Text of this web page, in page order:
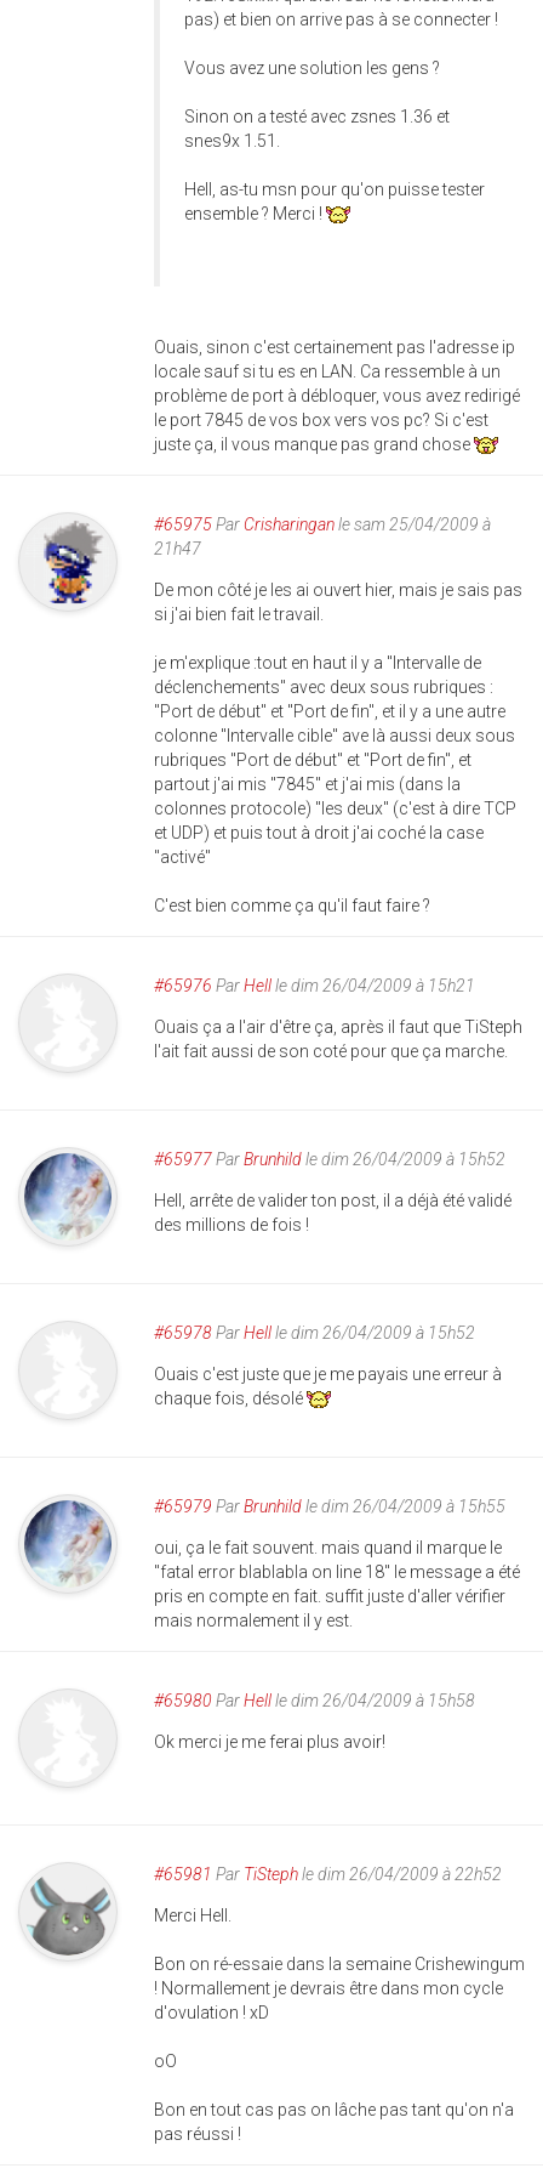
pas) et bien on arrive pas à se connecter !
Vous avez une solution les gens ?
Sinon on a testé avec zsnes 1.36 et
snes9x 1.51.
Hell, as-tu msn pour qu'on puisse tester
ensemble ? Merci !
Ouais, sinon c'est certainement pas l'adresse ip
locale sauf si tu es en LAN. Ca ressemble à un
problème de port à débloquer, vous avez redirigé
le port 7845 de vos box vers vos pc? Si c'est
juste ça, il vous manque pas grand chose
#65975Par Crisharinganle sam 25/04/2009 à
21h47
De mon côté je les ai ouvert hier, mais je sais pas
si j'ai bien fait le travail.
je m'explique :tout en haut il y a "Intervalle de
déclenchements" avec deux sous rubriques :
"Port de début" et "Port de fin", et il y a une autre
colonne "Intervalle cible" ave là aussi deux sous
rubriques "Port de début" et "Port de fin", et
partout j'ai mis "7845" et j'ai mis (dans la
colonnes protocole) "les deux" (c'est à dire TCP
et UDP) et puis tout à droit j'ai coché la case
"activé"
C'est bien comme ça qu'il faut faire ?
#65976 ParHellle dim 26/04/2009 à 15h21
Ouais ça a l'air d'être ça, après il faut que TiSteph
l'ait fait aussi de son coté pour que ça marche.
#65977ParBrunhildle dim 26/04/2009 à 15h52
Hell, arrête de valider ton post, il a déjà été validé
des millions de fois !
#65978ParHellle dim 26/04/2009 à 15h52
Ouais c'est juste que je me payais une erreur à
chaque fois, désolé
#65979 ParBrunhildle dim 26/04/2009 à 15h55
oui, ça le fait souvent. mais quand il marque le
"fatal error blablabla on line 18" le message a été
pris en compte en fait. suffit juste d'aller vérifier
mais normalement il y est.
#65980 ParHellle dim 26/04/2009 à 15h58
Ok merci je me ferai plus avoir!
#65981 Par TiStephle dim 26/04/2009 à 22h52
Merci Hell.
Bon on ré-essaie dans la semaine Crishewingum
! Normallement je devrais être dans mon cycle
d'ovulation ! xD
oO
Bon en tout cas pas on lâche pas tant qu'on n'a
pas réussi !